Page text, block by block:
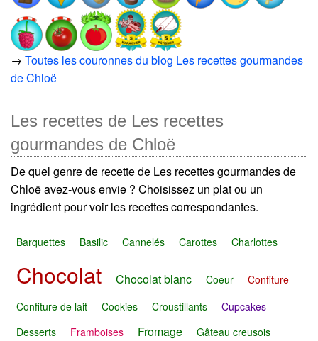
→ Toutes les couronnes du blog Les recettes gourmandes
de Chloë
Les recettes de Les recettes
gourmandes de Chloë
De quel genre de recette de Les recettes gourmandes de
Chloë avez-vous envie ? Choisissez un plat ou un
ingrédient pour voir les recettes correspondantes.
Barquettes Basilic Cannelés Carottes Charlottes
Chocolat Chocolat blanc Coeur
Confiture
Confiture de lait
Cookies Croustillants
Cupcakes
Desserts
Framboises Fromage Gâteau creusois